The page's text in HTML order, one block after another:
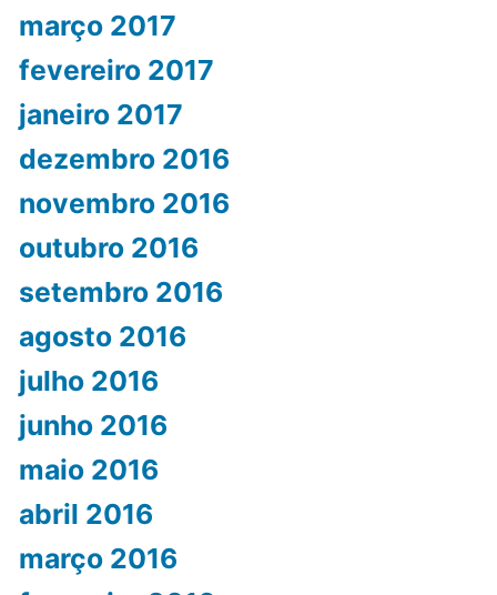
março 2017
fevereiro 2017
janeiro 2017
dezembro 2016
novembro 2016
outubro 2016
setembro 2016
agosto 2016
julho 2016
junho 2016
maio 2016
abril 2016
março 2016